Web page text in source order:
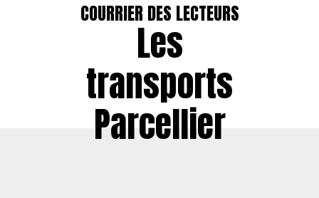
COURRIER DES LECTEURS
Les
transports
Parcellier